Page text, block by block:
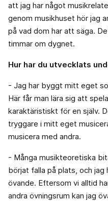
att jag har något
genom musikhuset hör jag
på vad dom har att säga.
timmar om dygnet.
Hur har du utvecklats
- Jag har byggt mitt eget
Här får man lära sig att
karaktäristiskt för en själv.
tryggare i mitt eget
musicera med andra.
- Många musikteoretiska
börjat falla på plats, och
övande. Eftersom vi alltid
andra övningsrum kan jag